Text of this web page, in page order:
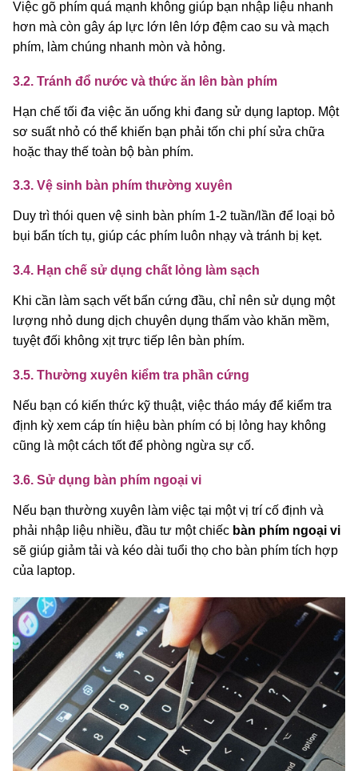
Việc gõ phím quá mạnh không giúp bạn nhập liệu nhanh
hơn mà còn gây áp lực lớn lên lớp đệm cao su và mạch
phím, làm chúng nhanh mòn và hỏng.
3.2. Tránh đổ nước và thức ăn lên bàn phím
Hạn chế tối đa việc ăn uống khi đang sử dụng laptop. Một
sơ suất nhỏ có thể khiến bạn phải tốn chi phí sửa chữa
hoặc thay thế toàn bộ bàn phím.
3.3. Vệ sinh bàn phím thường xuyên
Duy trì thói quen vệ sinh bàn phím 1-2 tuần/lần để loại bỏ
bụi bẩn tích tụ, giúp các phím luôn nhạy và tránh bị kẹt.
3.4. Hạn chế sử dụng chất lỏng làm sạch
Khi cần làm sạch vết bẩn cứng đầu, chỉ nên sử dụng một
lượng nhỏ dung dịch chuyên dụng thấm vào khăn mềm,
tuyệt đối không xịt trực tiếp lên bàn phím.
3.5. Thường xuyên kiểm tra phần cứng
Nếu bạn có kiến thức kỹ thuật, việc tháo máy để kiểm tra
định kỳ xem cáp tín hiệu bàn phím có bị lỏng hay không
cũng là một cách tốt để phòng ngừa sự cố.
3.6. Sử dụng bàn phím ngoại vi
Nếu bạn thường xuyên làm việc tại một vị trí cố định và
phải nhập liệu nhiều, đầu tư một chiếc bàn phím ngoại vi
sẽ giúp giảm tải và kéo dài tuổi thọ cho bàn phím tích hợp
của laptop.